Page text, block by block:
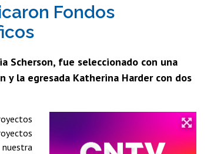
Clínico
Fondos
Scherson, fue seleccionado con una
y la egresada Katherina Harder con dos